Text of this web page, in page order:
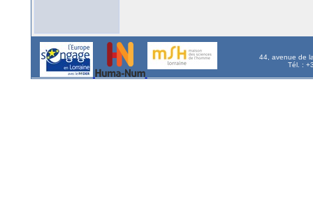
44, avenue de
Tél. :